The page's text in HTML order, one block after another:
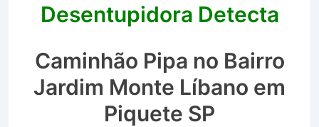
Desentupidora Detecta
Caminhão Pipa no Bairro
Jardim Monte Líbano em
Piquete SP